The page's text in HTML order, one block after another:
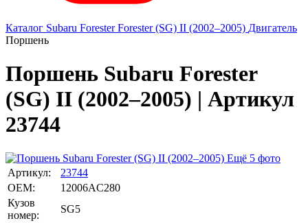
Каталог Subaru Forester Forester (SG) II (2002–2005) Двигатель
Поршень
Поршень Subaru Forester
(SG) II (2002–2005) | Артикул
23744
Ещё 5 фото
Артикул:
23744
OEM:
12006AC280
Кузов
номер:
SG5